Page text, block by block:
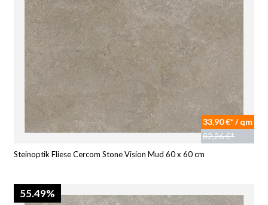
33,90 €* / qm
82,26 €*
Steinoptik Fliese Cercom Stone Vision Mud 60 x 60 cm
55.49%